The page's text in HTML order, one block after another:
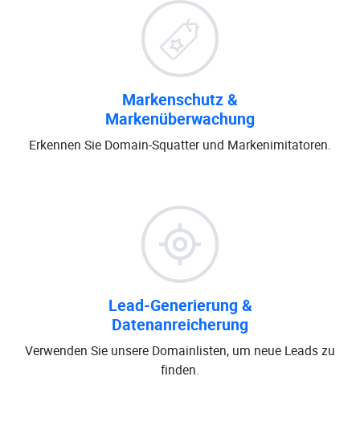
Markenschutz &
Markenüberwachung
Erkennen Sie Domain-Squatter und Markenimitatoren.
Lead-Generierung &
Datenanreicherung
Verwenden Sie unsere Domainlisten, um neue Leads zu
finden.